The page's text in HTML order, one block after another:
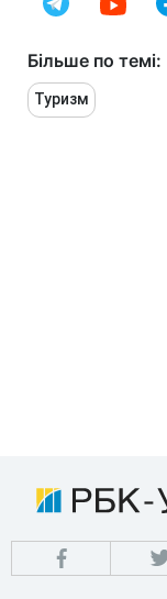
Більше по темі:
Туризм